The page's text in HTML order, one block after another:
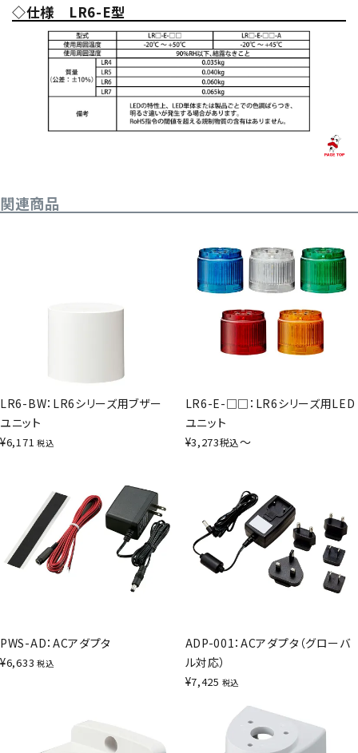
◇仕様 LR6-E型
関連商品
LR6-BW：LR6シリーズ用ブザー
ユニット
¥6,171 税込
LR6-E-□□：LR6シリーズ用LED
ユニット
¥3,273税込〜
PWS-AD：ACアダプタ
¥6,633 税込
ADP-001：ACアダプタ（グローバ
ル対応）
¥7,425 税込